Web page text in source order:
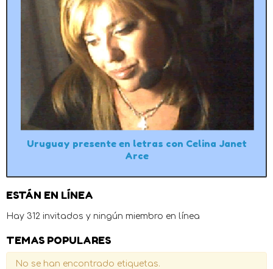
Uruguay presente en letras con Celina Janet
Arce
ESTÁN EN LÍNEA
Hay 312 invitados y ningún miembro en línea
TEMAS POPULARES
No se han encontrado etiquetas.